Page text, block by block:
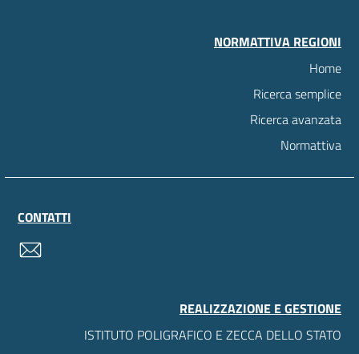
NORMATTIVA REGIONI
Home
Ricerca semplice
Ricerca avanzata
Normattiva
CONTATTI
REALIZZAZIONE E GESTIONE
ISTITUTO POLIGRAFICO E ZECCA DELLO STATO